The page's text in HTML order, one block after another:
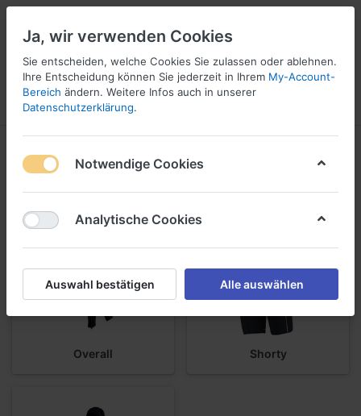
Menü Anmelden
16
Nasstauchanzüge
Overall Shorty
Ja, wir verwenden Cookies
Sie entscheiden, welche Cookies Sie zulassen oder ablehnen.
Ihre Entscheidung können Sie jederzeit in Ihrem My-Account-
Bereich ändern. Weitere Infos auch in unserer
Datenschutzerklärung.
Notwendige Cookies
Analytische Cookies
Auswahl bestätigen Alle auswählen